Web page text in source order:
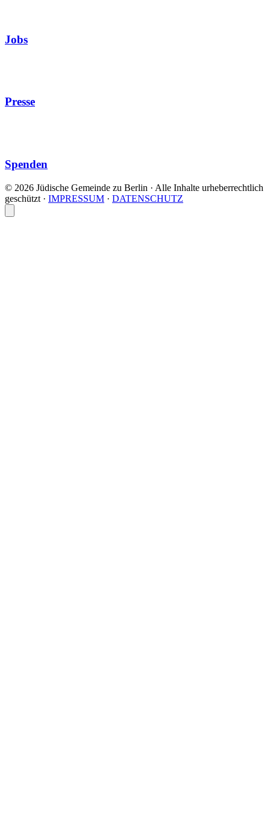
Jobs
Presse
Spenden
© 2026 Jüdische Gemeinde zu Berlin · Alle Inhalte urheberrechtlich
geschützt · IMPRESSUM · DATENSCHUTZ